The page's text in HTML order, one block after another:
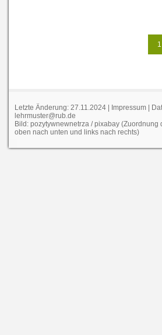
1
Letzte Änderung: 27.11.2024 | Impressum |
lehrmuster@rub.de
Bild: pozytywnewnetrza / pixabay
oben nach unten und links nach rechts)